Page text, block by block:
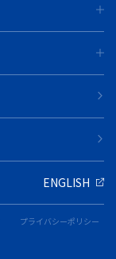
ENGLISH
プライバシーポリシー